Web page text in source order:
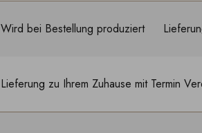
Wird bei Bestellung produziert
Lieferung zu Ihrem Zuhause mit Termin